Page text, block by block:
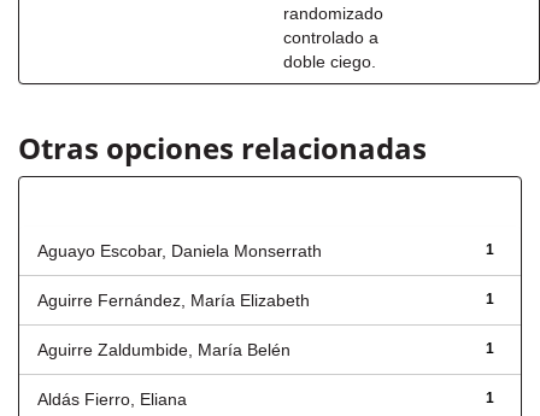
randomizado
controlado a
doble ciego.
Otras opciones relacionadas
1
Aguayo Escobar, Daniela Monserrath
1
Aguirre Fernández, María Elizabeth
1
Aguirre Zaldumbide, María Belén
1
Aldás Fierro, Eliana